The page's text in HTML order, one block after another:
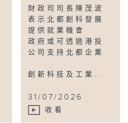
財政司司長陳茂波
表示北都創科發展
提供就業機會
政府或可透過港投
公司支持北都企業
創新科技及工業...
31/07/2026
收看